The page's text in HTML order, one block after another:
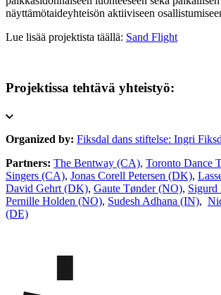
näyttämötaideyhteisön aktiiviseen
Lue lisää projektista täällä: Sand Flight
Projektissa tehtävä yhteistyö:
Organized by: Fiksdal dans stiftelse: Ingri
Partners: The Bentway (CA), Toronto Dance
Singers (CA), Jonas Corell Petersen (DK),
David Gehrt (DK), Gaute Tønder (NO),
Pernille Holden (NO), Sudesh Adhana (IN),
(DE)